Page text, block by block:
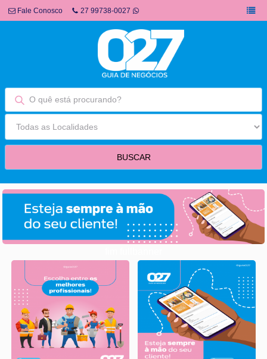
Fale Conosco 27 99738-0027